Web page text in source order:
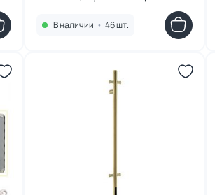
монтажа Wonzon & Woghand WW-
AL314-BR Никель
В наличии • 46 шт.